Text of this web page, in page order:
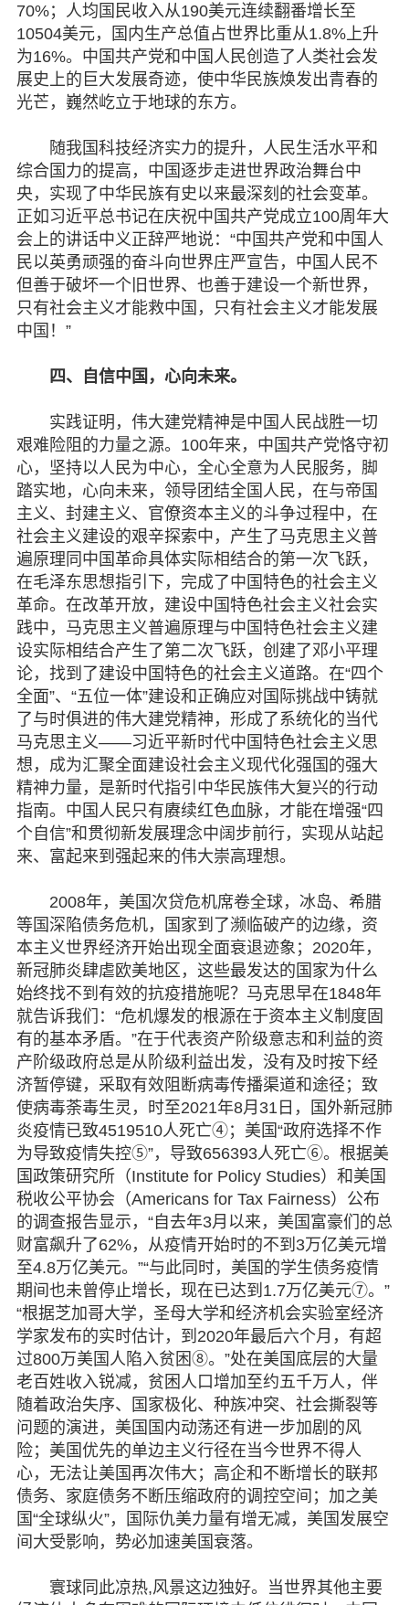
70%；人均国民收入从190美元连续翻番增长至
10504美元，国内生产总值占世界比重从1.8%上升
为16%。中国共产党和中国人民创造了人类社会发
展史上的巨大发展奇迹，使中华民族焕发出青春的
光芒，巍然屹立于地球的东方。
随我国科技经济实力的提升，人民生活水平和
综合国力的提高，中国逐步走进世界政治舞台中
央，实现了中华民族有史以来最深刻的社会变革。
正如习近平总书记在庆祝中国共产党成立100周年大
会上的讲话中义正辞严地说：“中国共产党和中国人
民以英勇顽强的奋斗向世界庄严宣告，中国人民不
但善于破坏一个旧世界、也善于建设一个新世界，
只有社会主义才能救中国，只有社会主义才能发展
中国！”
四、自信中国，心向未来。
实践证明，伟大建党精神是中国人民战胜一切
艰难险阻的力量之源。100年来，中国共产党恪守初
心，坚持以人民为中心，全心全意为人民服务，脚
踏实地，心向未来，领导团结全国人民，在与帝国
主义、封建主义、官僚资本主义的斗争过程中，在
社会主义建设的艰辛探索中，产生了马克思主义普
遍原理同中国革命具体实际相结合的第一次飞跃，
在毛泽东思想指引下，完成了中国特色的社会主义
革命。在改革开放，建设中国特色社会主义社会实
践中，马克思主义普遍原理与中国特色社会主义建
设实际相结合产生了第二次飞跃，创建了邓小平理
论，找到了建设中国特色的社会主义道路。在“四个
全面”、“五位一体”建设和正确应对国际挑战中铸就
了与时俱进的伟大建党精神，形成了系统化的当代
马克思主义——习近平新时代中国特色社会主义思
想，成为汇聚全面建设社会主义现代化强国的强大
精神力量，是新时代指引中华民族伟大复兴的行动
指南。中国人民只有赓续红色血脉，才能在增强“四
个自信”和贯彻新发展理念中阔步前行，实现从站起
来、富起来到强起来的伟大崇高理想。
2008年，美国次贷危机席卷全球，冰岛、希腊
等国深陷债务危机，国家到了濒临破产的边缘，资
本主义世界经济开始出现全面衰退迹象；2020年，
新冠肺炎肆虐欧美地区，这些最发达的国家为什么
始终找不到有效的抗疫措施呢？马克思早在1848年
就告诉我们：“危机爆发的根源在于资本主义制度固
有的基本矛盾。”在于代表资产阶级意志和利益的资
产阶级政府总是从阶级利益出发，没有及时按下经
济暂停键，采取有效阻断病毒传播渠道和途径；致
使病毒荼毒生灵，时至2021年8月31日，国外新冠肺
炎疫情已致4519510人死亡④；美国“政府选择不作
为导致疫情失控⑤”，导致656393人死亡⑥。根据美
国政策研究所（Institute for Policy Studies）和美国
税收公平协会（Americans for Tax Fairness）公布
的调查报告显示，“自去年3月以来，美国富豪们的总
财富飙升了62%，从疫情开始时的不到3万亿美元增
至4.8万亿美元。”“与此同时，美国的学生债务疫情
期间也未曾停止增长，现在已达到1.7万亿美元⑦。”
“根据芝加哥大学，圣母大学和经济机会实验室经济
学家发布的实时估计，到2020年最后六个月，有超
过800万美国人陷入贫困⑧。”处在美国底层的大量
老百姓收入锐减，贫困人口增加至约五千万人，伴
随着政治失序、国家极化、种族冲突、社会撕裂等
问题的演进，美国国内动荡还有进一步加剧的风
险；美国优先的单边主义行径在当今世界不得人
心，无法让美国再次伟大；高企和不断增长的联邦
债务、家庭债务不断压缩政府的调控空间；加之美
国“全球纵火”，国际仇美力量有增无减，美国发展空
间大受影响，势必加速美国衰落。
寰球同此凉热,风景这边独好。当世界其他主要